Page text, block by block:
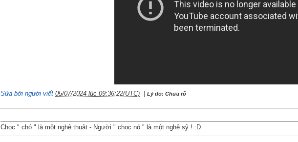
Sửa bởi người viết 05/07/2024 lúc 09:36:22(UTC) Lý do: Chưa rõ
Chọc " chó " là một nghệ thuật - Người " chọc nó " là một nghệ sỹ ! :D